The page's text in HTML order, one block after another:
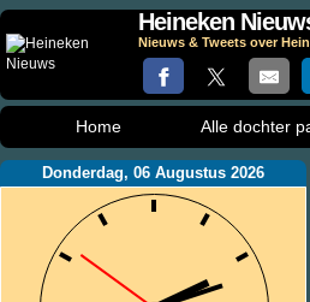
Heineken
Nieuws & Tweets over
Home Alle dochter
Donderdag, 06 Augustus 2026